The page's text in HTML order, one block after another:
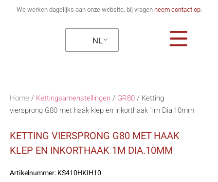
We werken dagelijks aan onze website, bij vragen neem contact op.
NL
Home / Kettingsamenstellingen / GR80/ Ketting
viersprong G80 met haak klep en inkorthaak 1m Dia.10mm
KETTING VIERSPRONG G80 MET HAAK
KLEP EN INKORTHAAK 1M DIA.10MM
Artikelnummer:KS410HKIH10